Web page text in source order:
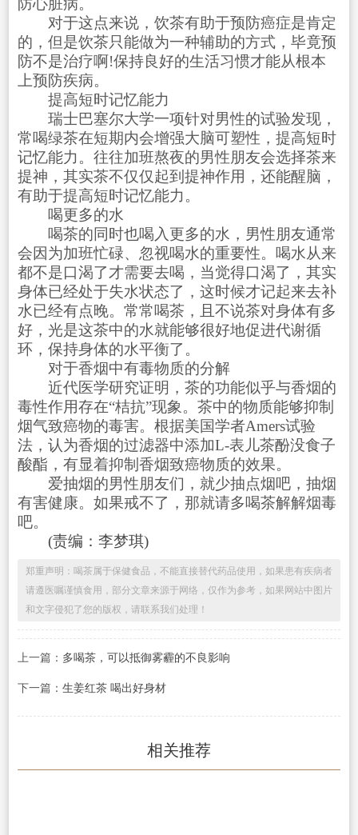
对于这点来说，饮茶有助于预防癌症是肯定
的，但是饮茶只能做为一种辅助的方式，毕竟预
防不是治疗啊!保持良好的生活习惯才能从根本
上预防疾病。
提高短时记忆能力
瑞士巴塞尔大学一项针对男性的试验发现，
常喝绿茶在短期内会增强大脑可塑性，提高短时
记忆能力。往往加班熬夜的男性朋友会选择茶来
提神，其实茶不仅仅起到提神作用，还能醒脑，
有助于提高短时记忆能力。
喝更多的水
喝茶的同时也喝入更多的水，男性朋友通常
会因为加班忙碌、忽视喝水的重要性。喝水从来
都不是口渴了才需要去喝，当觉得口渴了，其实
身体已经处于失水状态了，这时候才记起来去补
水已经有点晚。常常喝茶，且不说茶对身体有多
好，光是这茶中的水就能够很好地促进代谢循
环，保持身体的水平衡了。
对于香烟中有毒物质的分解
近代医学研究证明，茶的功能似乎与香烟的
毒性作用存在“桔抗”现象。茶中的物质能够抑制
烟气致癌物的毒害。根据美国学者Amers试验
法，认为香烟的过滤器中添加L-表儿茶酚没食子
酸酯，有显着抑制香烟致癌物质的效果。
爱抽烟的男性朋友们，就少抽点烟吧，抽烟
有害健康。如果戒不了，那就请多喝茶解解烟毒
吧。
(责编：李梦琪)
郑重声明：喝茶属于保健食品，不能直接替代药品使用，如果患有疾病者
请遵医嘱谨慎食用，部分文章来源于网络，仅作为参考，如果网站中图片
和文字侵犯了您的版权，请联系我们处理！
上一篇： 多喝茶，可以抵御雾霾的不良影响
下一篇： 生姜红茶 喝出好身材
相关推荐